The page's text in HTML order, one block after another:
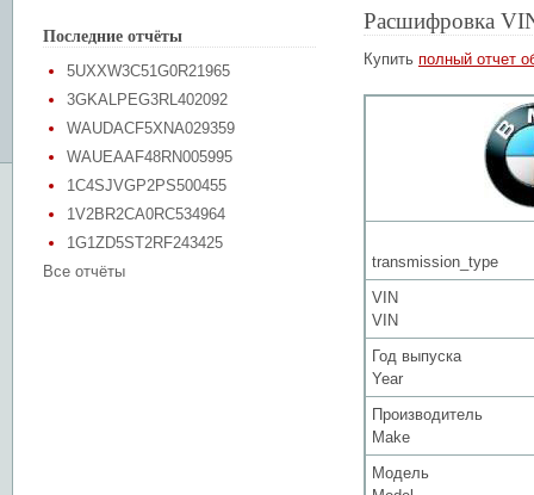
Последние отчёты
5UXXW3C51G0R21965
3GKALPEG3RL402092
WAUDACF5XNA029359
WAUEAAF48RN005995
1C4SJVGP2PS500455
1V2BR2CA0RC534964
1G1ZD5ST2RF243425
Все отчёты
Расшифровка
Купить полный отчет
transmission_type
VIN
VIN
Год выпуска
Year
Производитель
Make
Модель